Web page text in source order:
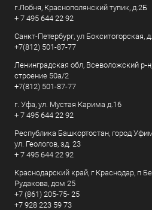
г.Лобня, Краснополянский тупик, д.2Б
+ 7 495 644 22 92
Санкт-Петербург, ул Бокситогорская,
+7(812) 501-87-77
Ленинградская обл, Всеволожский р-
строение 50а/2
+7(812) 501-87-77
г. Уфа, ул. Мустая Карима д.16
+ 7 495 644 22 92
Республика Башкортостан, город
ул. Геологов, зд. 23
+ 7 495 644 22 92
Краснодарский край, г Краснодар, п
Рудакова, дом 25
+7 (861) 205-75- 25
+7 928 223 59 73